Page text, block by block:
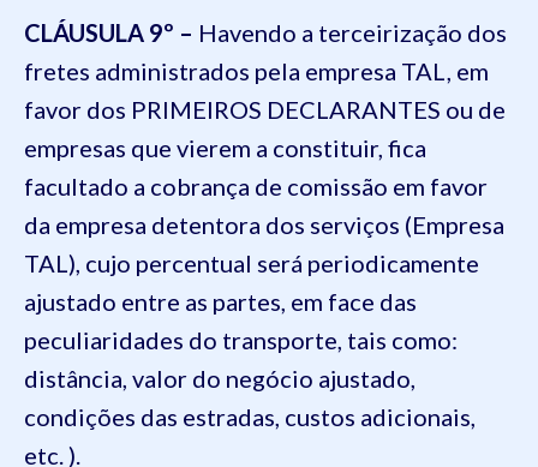
CLÁUSULA 9º – Havendo a terceirização dos
fretes administrados pela empresa TAL, em
favor dos PRIMEIROS DECLARANTES ou de
empresas que vierem a constituir, fica
facultado a cobrança de comissão em favor
da empresa detentora dos serviços (Empresa
TAL), cujo percentual será periodicamente
ajustado entre as partes, em face das
peculiaridades do transporte, tais como:
distância, valor do negócio ajustado,
condições das estradas, custos adicionais,
etc. ).